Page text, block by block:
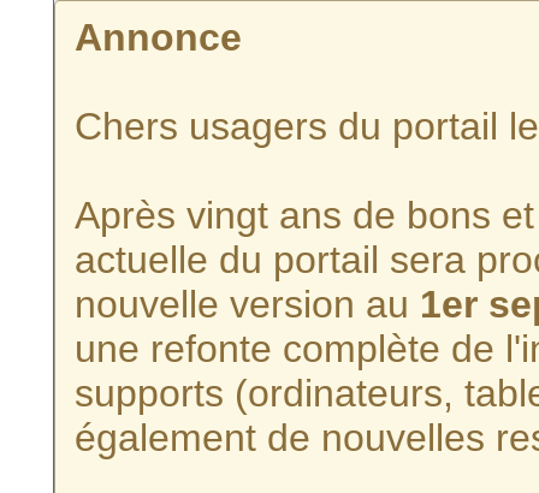
Annonce
Chers usagers du portail
Après vingt ans de bons
actuelle du portail sera
nouvelle version au 1er
une refonte complète de
supports (ordinateurs,
également de nouvelles